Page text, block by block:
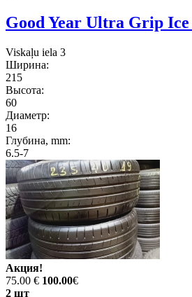
Good Year Ultra Grip Ice
Viskaļu iela 3
Ширина:
215
Высота:
60
Диаметр:
16
Глубина, mm:
6.5-7
Акция!
75.00 € 100.00€
2 шт